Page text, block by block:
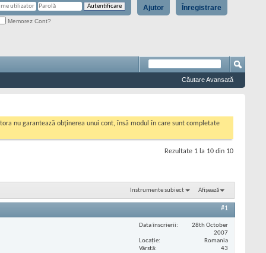
Înregistrare
Ajutor
Memorez Cont?
Căutare Avansată
nu garantează obținerea unui cont, însă modul în care sunt completate
Rezultate 1 la 10 din 10
Instrumente subiect Afișează
#1
Data înscrierii
28th October
2007
Locaţie
Romania
Vârstă
43